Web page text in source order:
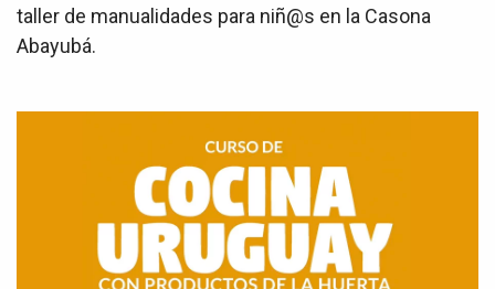
taller de manualidades para niñ@s en la Casona
Abayubá.